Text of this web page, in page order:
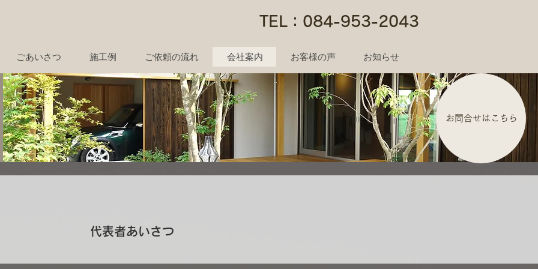
お問合せはこちら
TEL：084-953-2043
ごあいさつ 施工例 ご依頼の流れ 会社案内 お客様の声 お知らせ
​代表者あいさつ